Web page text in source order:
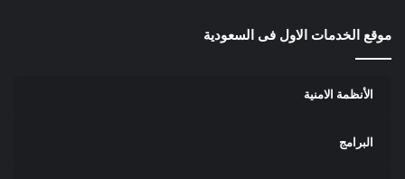
موقع الخدمات الاول فى السعودية
الأنظمة الامنية
البرامج